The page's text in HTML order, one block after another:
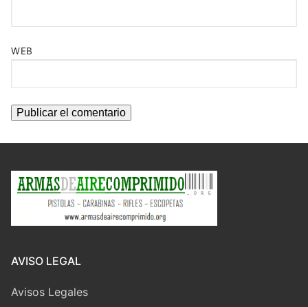
WEB
AVISO LEGAL
Avisos Legales